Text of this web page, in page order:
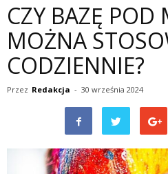
CZY BAZĘ POD
MOŻNA
CODZIENNIE?
Przez Redakcja - 30 września 2024